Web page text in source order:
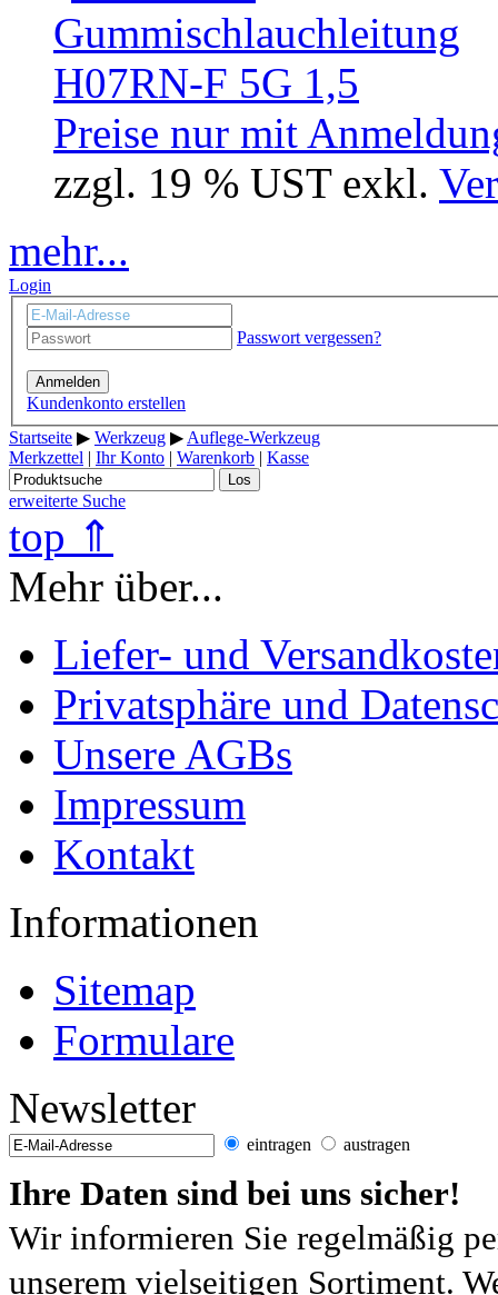
Preise nur mit
zzgl. 19 % UST exkl.
mehr...
Login
Passwort vergessen?
Anmelden
Kundenkonto erstellen
Startseite ▶ Werkzeug ▶Auflege-Werkzeug
Merkzettel
Ihr Konto Warenkorb Kasse
Los
erweiterte Suche
top ⇑
Mehr über...
Liefer- und
Privatsphäre und
Unsere AGBs
Impressum
Kontakt
Informationen
Sitemap
Formulare
Newsletter
eintragen austragen
Ihre Daten sind bei uns sicher!
Wir informieren Sie regelmäßig
unserem vielseitigen Sortiment.